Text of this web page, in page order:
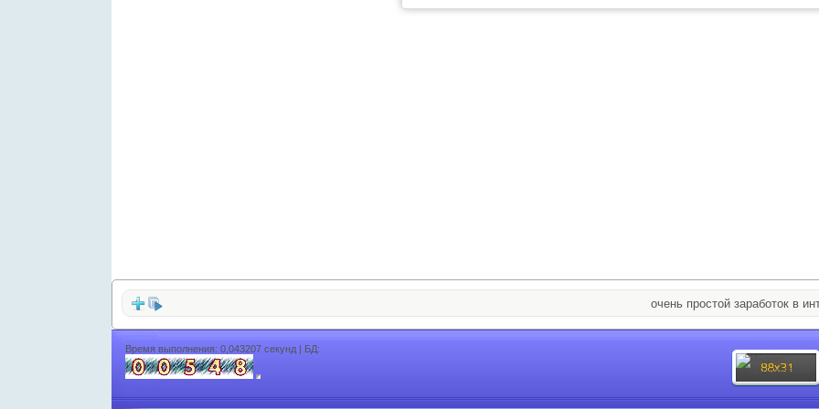
очень простой заработок в
Время выполнения: 0,043207 секунд | БД: